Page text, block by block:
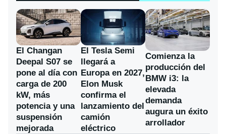
El Changan
Deepal S07 se
pone al día con
carga de 200
kW, más
potencia y una
suspensión
mejorada
El Tesla Semi
llegará a
Europa en 2027,
Elon Musk
confirma el
lanzamiento del
camión
eléctrico
Comienza la
producción del
BMW i3: la
elevada
demanda
augura un éxito
arrollador